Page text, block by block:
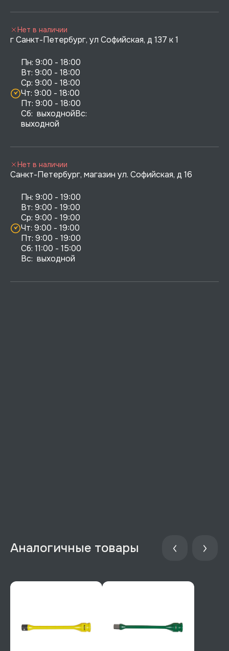
г Санкт-Петербург, ул Софийская, д 137 к 1
Пн: 9:00 - 18:00
Вт: 9:00 - 18:00
Ср: 9:00 - 18:00
Чт: 9:00 - 18:00
Пт: 9:00 - 18:00
Сб:  выходнойВс:
выходной
Нет в наличии
Санкт-Петербург, магазин ул. Софийская, д 16
Пн: 9:00 - 19:00
Вт: 9:00 - 19:00
Ср: 9:00 - 19:00
Чт: 9:00 - 19:00
Пт: 9:00 - 19:00
Сб: 11:00 - 15:00
Вс:  выходной
Нет в наличии
Аналогичные товары